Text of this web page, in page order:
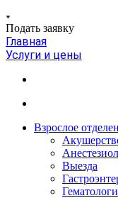
Подать заявку
Главная
Услуги и цены
Взрослое
Выезда